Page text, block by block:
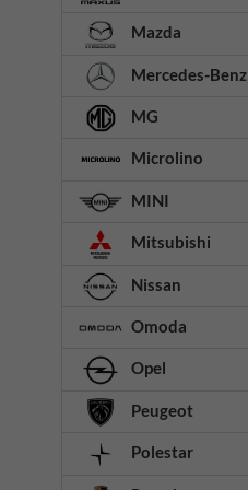
Mazda
Mercedes-Benz
MG
Microlino
MINI
Mitsubishi
Nissan
Omoda
Opel
Peugeot
Polestar